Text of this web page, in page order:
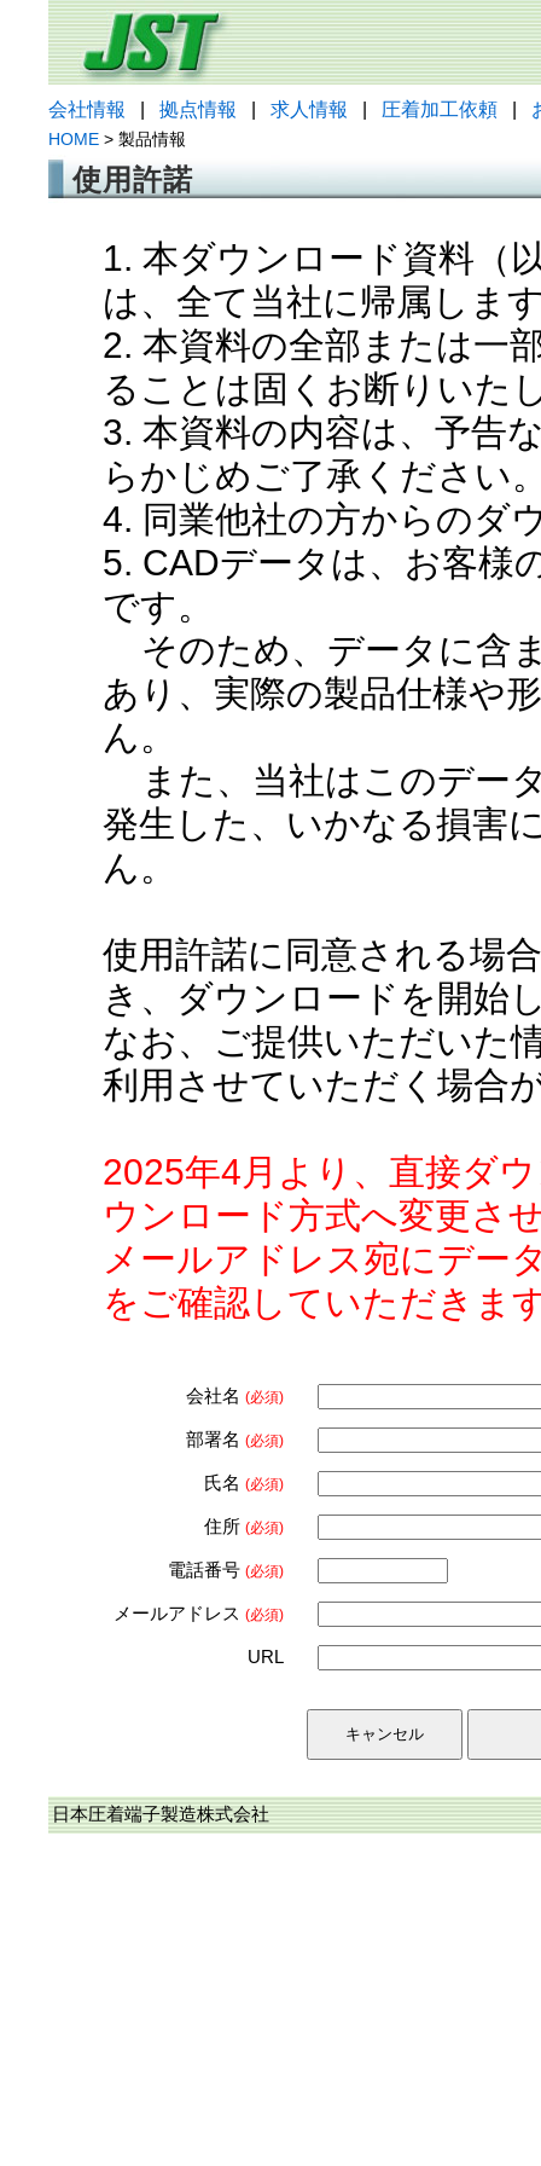
会社情報 拠点情報 求人情報 圧着加工依頼
HOME > 製品情報
使用許諾
1. 本ダウンロード資料（
は、全て当社に帰属しま
2. 本資料の全部または一
ることは固くお断りいた
3. 本資料の内容は、予告
らかじめご了承ください
4. 同業他社の方からのダ
5. CADデータは、お客様
です。
そのため、データに含
あり、実際の製品仕様や
ん。
また、当社はこのデー
発生した、いかなる損害
ん。
使用許諾に同意される場
き、ダウンロードを開始
なお、ご提供いただいた
利用させていただく場合
2025年4月より、直接ダ
ウンロード方式へ変更さ
メールアドレス宛にデー
をご確認していただきま
会社名 (必須)
部署名 (必須)
氏名 (必須)
住所 (必須)
電話番号 (必須)
メールアドレス (必須)
URL
日本圧着端子製造株式会社